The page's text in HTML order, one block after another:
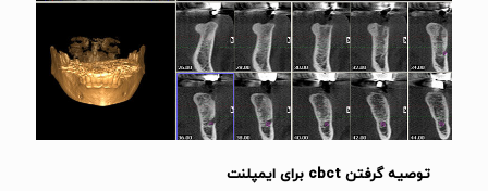
توصیه گرفتن cbct برای ایمپلنت